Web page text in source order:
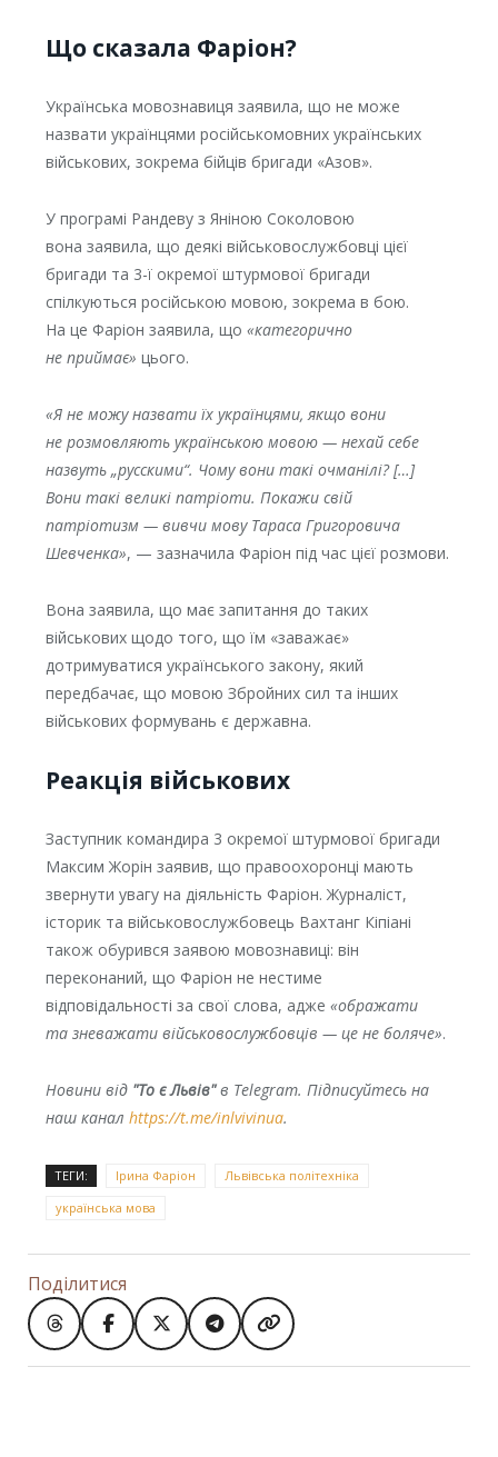
Що сказала Фаріон?
Українська мовознавиця заявила, що не може
назвати українцями російськомовних українських
військових, зокрема бійців бригади «Азов».
У програмі Рандеву з Яніною Соколовою
вона заявила, що деякі військовослужбовці цієї
бригади та 3-ї окремої штурмової бригади
спілкуються російською мовою, зокрема в бою.
На це Фаріон заявила, що «категорично
не приймає» цього.
«Я не можу назвати їх українцями, якщо вони
не розмовляють українською мовою — нехай себе
назвуть „русскими“. Чому вони такі очманілі? […]
Вони такі великі патріоти. Покажи свій
патріотизм — вивчи мову Тараса Григоровича
Шевченка», — зазначила Фаріон під час цієї розмови.
Вона заявила, що має запитання до таких
військових щодо того, що їм «заважає»
дотримуватися українського закону, який
передбачає, що мовою Збройних сил та інших
військових формувань є державна.
Реакція військових
Заступник командира 3 окремої штурмової бригади
Максим Жорін заявив, що правоохоронці мають
звернути увагу на діяльність Фаріон. Журналіст,
історик та військовослужбовець Вахтанг Кіпіані
також обурився заявою мовознавиці: він
переконаний, що Фаріон не нестиме
відповідальності за свої слова, адже «ображати
та зневажати військовослужбовців — це не боляче».
Новини від "То є Львів"в Telegram. Підписуйтесь на
наш канал https://t.me/inlvivinua.
ТЕГИ: Ірина Фаріон
Львівська політехніка
українська мова
Поділитися